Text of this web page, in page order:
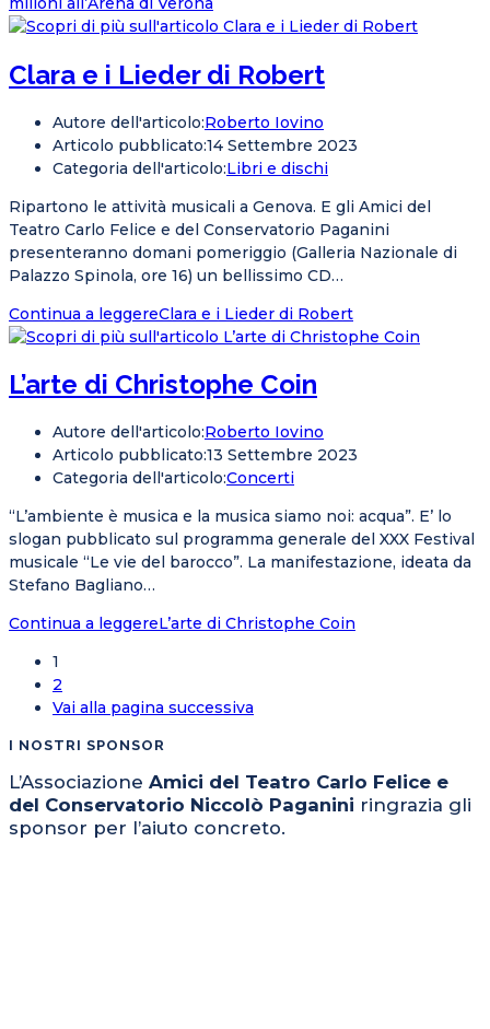
Clara e i Lieder di Robert
Autore dell'articolo:Roberto Iovino
Articolo pubblicato:14 Settembre 2023
Categoria dell'articolo:Libri e dischi
Ripartono le attività musicali a Genova. E gli Amici del
Teatro Carlo Felice e del Conservatorio Paganini
presenteranno domani pomeriggio (Galleria Nazionale di
Palazzo Spinola, ore 16) un bellissimo CD…
Continua a leggereClara e i Lieder di Robert
L’arte di Christophe Coin
Autore dell'articolo:Roberto Iovino
Articolo pubblicato:13 Settembre 2023
Categoria dell'articolo:Concerti
“L’ambiente è musica e la musica siamo noi: acqua”. E’ lo
slogan pubblicato sul programma generale del XXX Festival
musicale “Le vie del barocco”. La manifestazione, ideata da
Stefano Bagliano…
Continua a leggereL’arte di Christophe Coin
1
2
Vai alla pagina successiva
I NOSTRI SPONSOR
L’Associazione Amici del Teatro Carlo Felice e
del Conservatorio Niccolò Paganini ringrazia gli
sponsor per l’aiuto concreto.